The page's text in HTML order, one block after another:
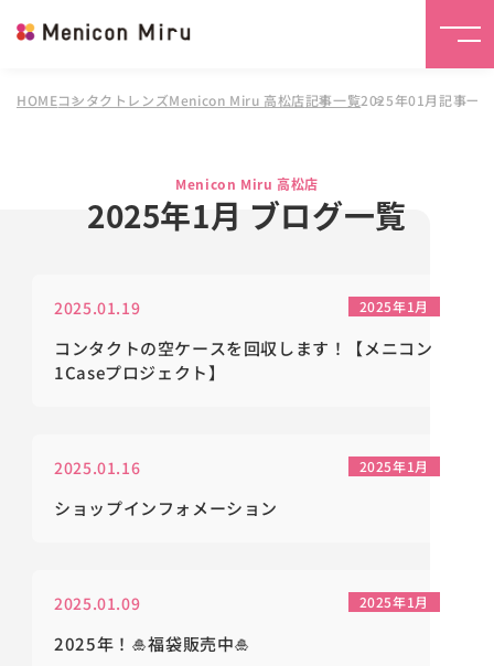
HOMEコンタクトレンズMenicon Miru 高松店記事一覧2025年01月記事一覧
Menicon Miru 高松店
2025年1月 ブログ一覧
2025.01.19 2025年1月
コンタクトの空ケースを回収します！【メニコン
1Caseプロジェクト】
2025.01.16 2025年1月
ショップインフォメーション
2025.01.09 2025年1月
2025年！🎍福袋販売中🎍